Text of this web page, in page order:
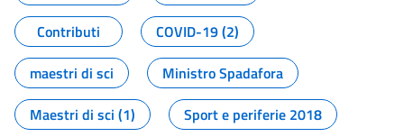
Contributi
COVID-19 (2)
maestri di sci
Ministro Spadafora
Maestri di sci (1)
Sport e periferie 2018